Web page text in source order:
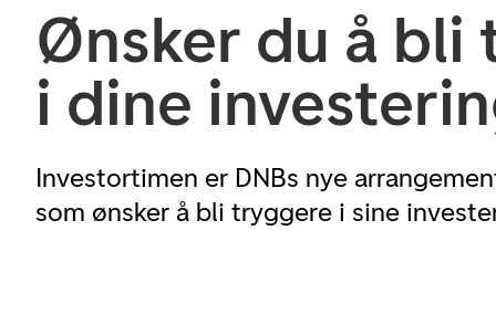
Ønsker du å bli
i dine
Investortimen er DNBs nye
som ønsker å bli tryggere i sine